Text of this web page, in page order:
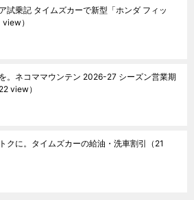
試乗記 タイムズカーで新型「ホンダ フィッ
view）
。ネコママウンテン 2026-27 シーズン営業期
22 view）
クに。タイムズカーの給油・洗車割引 （21